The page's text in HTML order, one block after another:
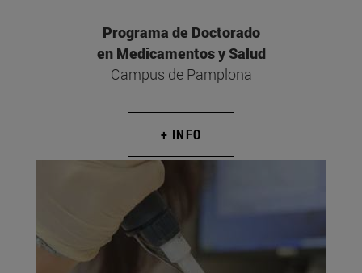
Programa de Doctorado
en Medicamentos y Salud
Campus de Pamplona
+ INFO